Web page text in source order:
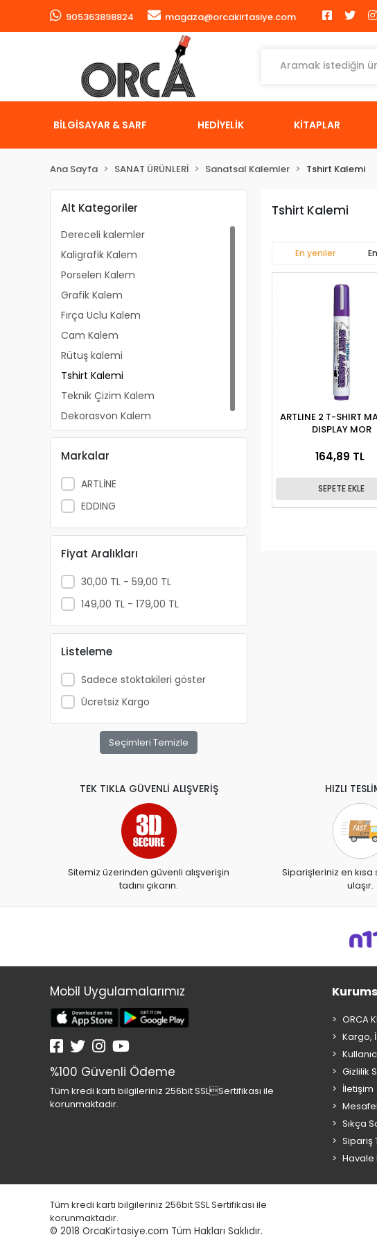
905363898824 magaza@orcakirtasiye.com
BİLGİSAYAR & SARF HEDİYELİK KİTAPLAR
Ana Sayfa SANAT ÜRÜNLERİ Sanatsal Kalemler Tshirt Kalemi
Alt Kategoriler
Dereceli kalemler
Kaligrafik Kalem
Porselen Kalem
Grafik Kalem
Fırça Uclu Kalem
Cam Kalem
Rütuş kalemi
Tshirt Kalemi
Teknik Çizim Kalem
Dekorasyon Kalem
Markalar
ARTLİNE
EDDING
Fiyat Aralıkları
30,00 TL - 59,00 TL
149,00 TL - 179,00 TL
Listeleme
Sadece stoktakileri göster
Ücretsiz Kargo
Seçimleri Temizle
Tshirt Kalemi
En yeniler
ARTLINE 2 T-SHIRT
DISPLAY MOR
164,89 TL
SEPETE EKLE
TEK TIKLA GÜVENLİ ALIŞVERİŞ
Sitemiz üzerinden güvenli alışverişin
tadını çıkarın.
HIZLI
Siparişleriniz en
ulaşır.
Mobil Uygulamalarımız
%100 Güvenli Ödeme
Tüm kredi kartı bilgileriniz 256bit SSLSertifikası ile
korunmaktadır.
ORCA
Kargo,
Gizlilik
İletişim
Sıkça
Sipariş
Havale
Tüm kredi kartı bilgileriniz 256bit SSL Sertifikası ile
korunmaktadır.
© 2018 OrcaKirtasiye.com Tüm Hakları Saklıdır.